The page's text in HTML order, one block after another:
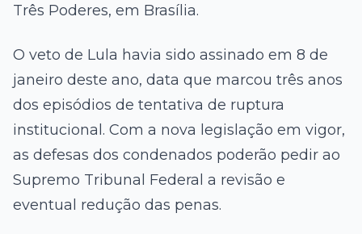
Três Poderes, em Brasília.
O veto de Lula havia sido assinado em 8 de
janeiro deste ano, data que marcou três anos
dos episódios de tentativa de ruptura
institucional. Com a nova legislação em vigor,
as defesas dos condenados poderão pedir ao
Supremo Tribunal Federal a revisão e
eventual redução das penas.